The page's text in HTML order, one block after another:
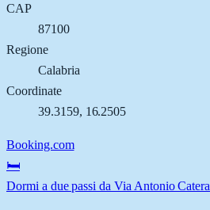
CAP
87100
Regione
Calabria
Coordinate
39.3159, 16.2505
Booking.com
🛏️
Dormi a due passi da Via Antonio Catera